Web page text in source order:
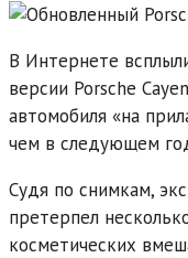
В Интернете
версии Porsche
автомобиля «на
чем в следующем
Судя по снимкам,
претерпел
косметических